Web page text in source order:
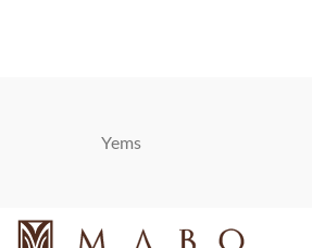
Yems